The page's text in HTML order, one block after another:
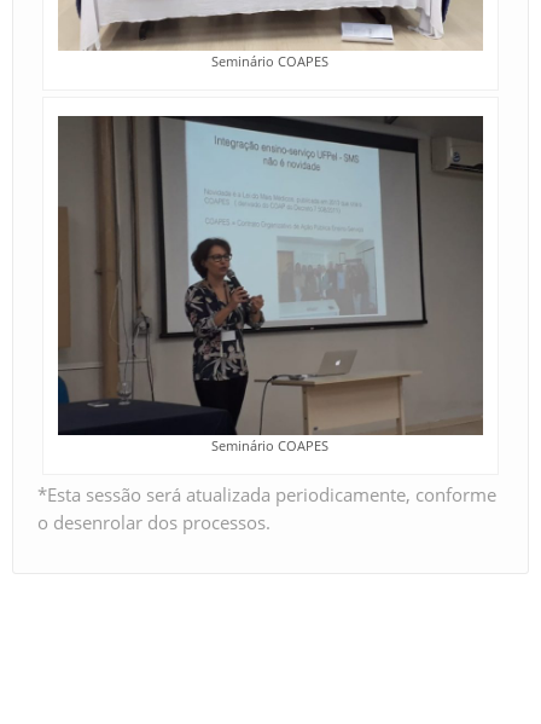
Seminário COAPES
Seminário COAPES
*Esta sessão será atualizada periodicamente, conforme
o desenrolar dos processos.